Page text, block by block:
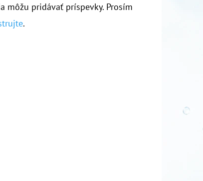
môžu pridávať príspevky. Prosím
.